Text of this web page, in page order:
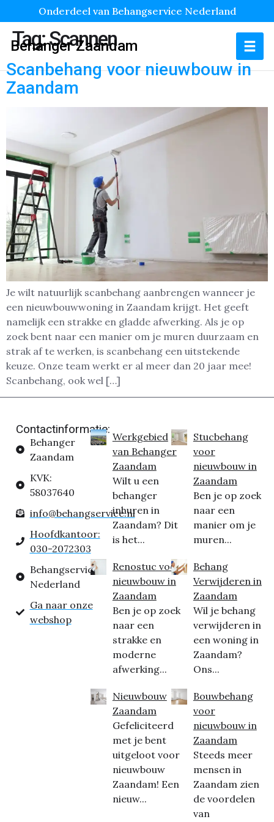
Onderdeel van Behangservice Nederland
Behanger Zaandam
Tag:Scannen
Scanbehang voor nieuwbouw in
Zaandam
Je wilt natuurlijk scanbehang aanbrengen wanneer je
een nieuwbouwwoning in Zaandam krijgt. Het geeft
namelijk een strakke en gladde afwerking. Als je op
zoek bent naar een manier om je muren duurzaam en
strak af te werken, is scanbehang een uitstekende
keuze. Onze team werkt er al meer dan 20 jaar mee!
Scanbehang, ook wel […]
Contactinformatie:
Behanger
Zaandam
KVK:
58037640
info@behangservice.nl
Hoofdkantoor:
030-2072303
Behangservice
Nederland
Ga naar onze
webshop
Werkgebied
van Behanger
Zaandam
Wilt u een
behanger
inhuren in
Zaandam? Dit
is het...
Renostuc voor
nieuwbouw in
Zaandam
Ben je op zoek
naar een
strakke en
moderne
afwerking...
Nieuwbouw
Zaandam
Gefeliciteerd
met je bent
uitgeloot voor
nieuwbouw
Zaandam! Een
nieuw...
Stucbehang
voor
nieuwbouw in
Zaandam
Ben je op zoek
naar een
manier om je
muren...
Behang
Verwijderen in
Zaandam
Wil je behang
verwijderen in
een woning in
Zaandam?
Ons...
Bouwbehang
voor
nieuwbouw in
Zaandam
Steeds meer
mensen in
Zaandam zien
de voordelen
van